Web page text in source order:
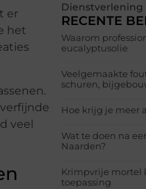
er
het
veel
Dienstverlening
RECENTE
Waarom
eucalyptusolie
Veelgemaakte
schuren,
Hoe krijg je meer
Wat te doen na
Naarden?
Krimpvrije mortel
toepassing